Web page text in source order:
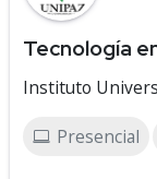
Tecnología
Instituto
Presencial